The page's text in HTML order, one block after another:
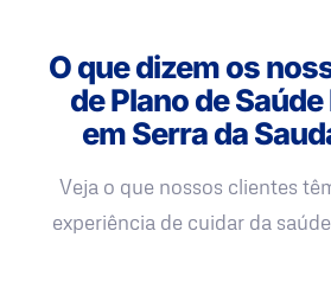
O que dizem os
de Plano de
em Serra da
Veja o que nossos clientes
experiência de cuidar da